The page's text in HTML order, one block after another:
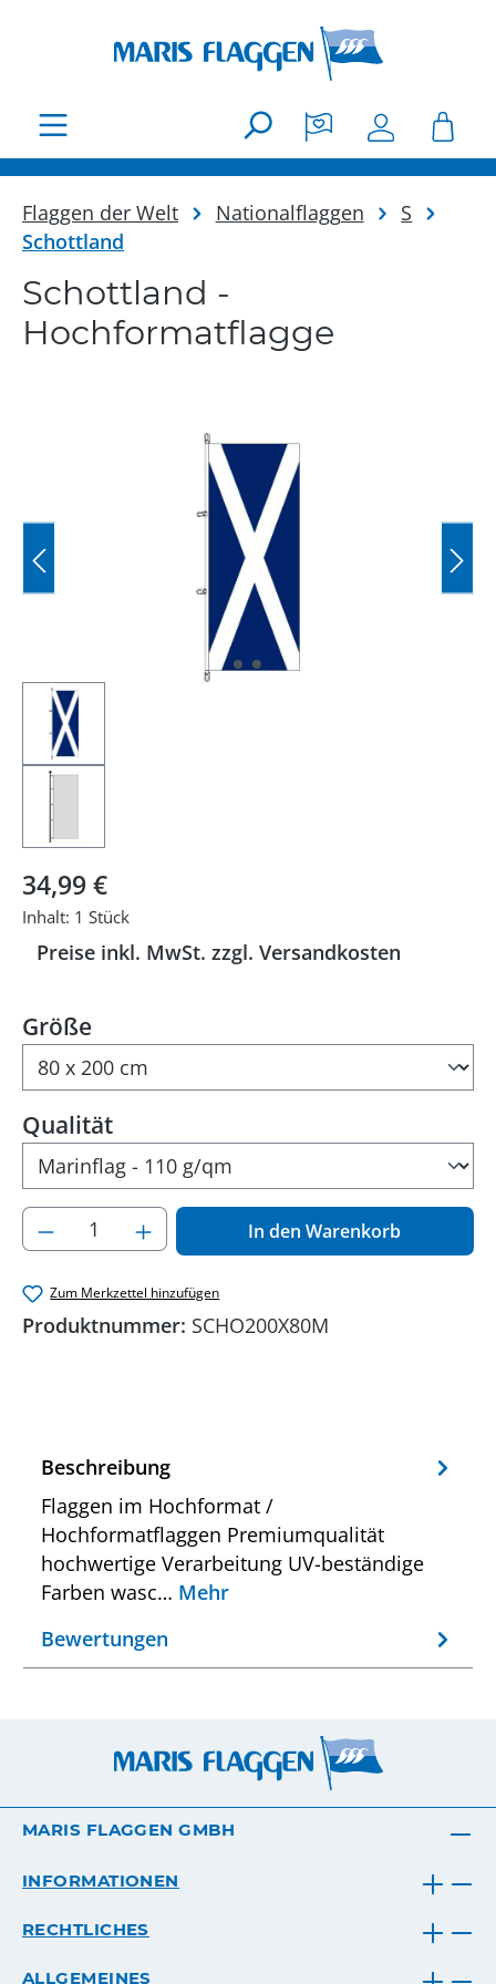
Flaggen der Welt Nationalflaggen
S
Schottland
Schottland -
Hochformatflagge
Bildergalerie überspringen
Regulärer Preis:
34,99 €
Inhalt: 1 Stück
Preise inkl. MwSt. zzgl. Versandkosten
Größeauswählen
Qualitätauswählen
Produkt Anzahl: Gib den gewünschten
In den Warenkorb
Zum Merkzettel hinzufügen
Produktnummer: SCHO200X80M
Beschreibung
Flaggen im Hochformat /
Hochformatflaggen Premiumqualität
hochwertige Verarbeitung UV-beständige
Farben wasc… Mehr
Bewertungen
MARIS FLAGGEN GMBH
INFORMATIONEN
RECHTLICHES
ALLGEMEINES